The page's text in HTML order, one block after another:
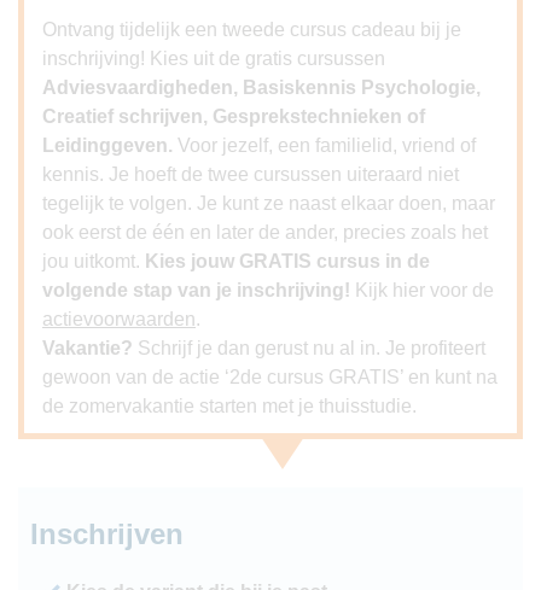
Ontvang tijdelijk een tweede cursus cadeau bij je
inschrijving! Kies uit de gratis cursussen
Adviesvaardigheden, Basiskennis Psychologie,
Creatief schrijven, Gesprekstechnieken of
Leidinggeven. Voor jezelf, een familielid, vriend of
kennis. Je hoeft de twee cursussen uiteraard niet
tegelijk te volgen. Je kunt ze naast elkaar doen, maar
ook eerst de één en later de ander, precies zoals het
jou uitkomt. Kies jouw GRATIS cursus in de
volgende stap van je inschrijving! Kijk hier voor de
actievoorwaarden.
Vakantie? Schrijf je dan gerust nu al in. Je profiteert
gewoon van de actie ‘2de cursus GRATIS’ en kunt na
de zomervakantie starten met je thuisstudie.
Inschrijven